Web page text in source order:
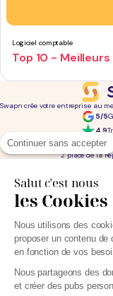
Continuer sans accepter
Salut c'est nous
les Cookies
Nous utilisons des
proposer un contenu de
en fonction de vos
Nous partageons des
et créer des pubs
Logiciel comptable
Top 10 -
Swapn crée votre entreprise au
5/5
4,9
01 76 31 04 86
2 place de la
Services
Création d'entreprise
Comptabilité pas cher
Offres de comptabilité par métier
Offres de comptabilité par ville
Tarifs
Devis comptable gratuit
La news' des entrepreneurs